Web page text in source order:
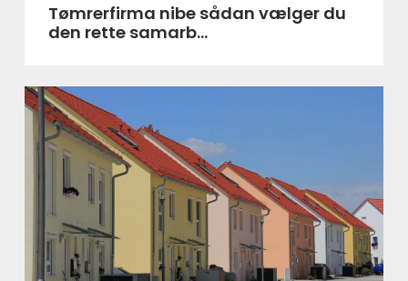
Tømrerfirma nibe sådan vælger du
den rette samarb...